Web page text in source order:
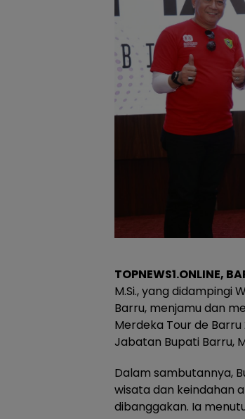
TOPNEWS1.ONLINE,
M.Si., yang didampingi
Barru, menjamu dan
Merdeka Tour de Barru
Jabatan Bupati Barru,
Dalam sambutannya,
wisata dan keindahan
dibanggakan. Ia